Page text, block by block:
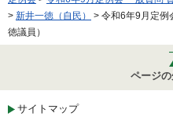
> 新井一徳（自民）
> 令和6年9月定例
徳議員）
ページ
サイトマップ